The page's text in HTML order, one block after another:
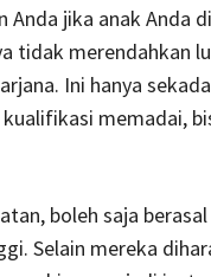
jika anak Anda
tidak merendahkan
Ini hanya
memadai,
boleh saja
Selain mereka